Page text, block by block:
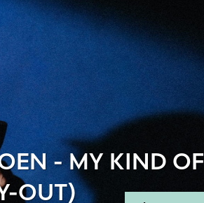
- MY KIND OF
OUT)